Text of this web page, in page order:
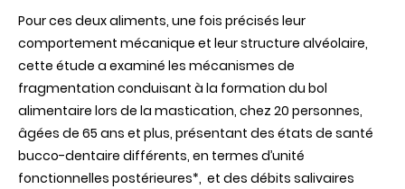
Pour ces deux aliments, une fois précisés leur
comportement mécanique et leur structure alvéolaire,
cette étude a examiné les mécanismes de
fragmentation conduisant à la formation du bol
alimentaire lors de la mastication, chez 20 personnes,
âgées de 65 ans et plus, présentant des états de santé
bucco-dentaire différents, en termes d’unité
fonctionnelles postérieures*, et des débits salivaires